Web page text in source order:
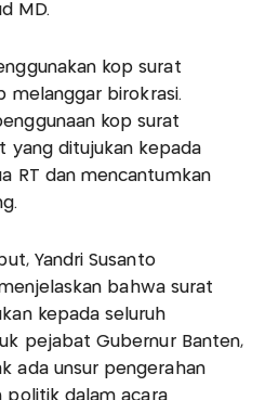
MD.
kop surat
melanggar birokrasi.
kop surat
yang ditujukan kepada
RT dan mencantumkan
Yandri Susanto
bahwa surat
kepada seluruh
pejabat Gubernur Banten,
ada unsur pengerahan
politik dalam acara